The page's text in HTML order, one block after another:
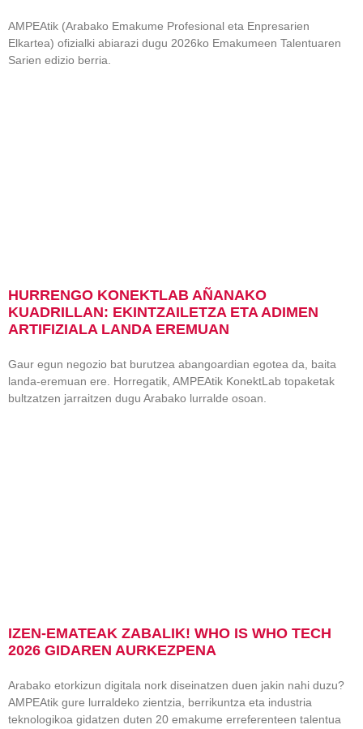
AMPEAtik (Arabako Emakume Profesional eta Enpresarien
Elkartea) ofizialki abiarazi dugu 2026ko Emakumeen Talentuaren
Sarien edizio berria.
HURRENGO KONEKTLAB AÑANAKO
KUADRILLAN: EKINTZAILETZA ETA ADIMEN
ARTIFIZIALA LANDA EREMUAN
Gaur egun negozio bat burutzea abangoardian egotea da, baita
landa-eremuan ere. Horregatik, AMPEAtik KonektLab topaketak
bultzatzen jarraitzen dugu Arabako lurralde osoan.
IZEN-EMATEAK ZABALIK! WHO IS WHO TECH
2026 GIDAREN AURKEZPENA
Arabako etorkizun digitala nork diseinatzen duen jakin nahi duzu?
AMPEAtik gure lurraldeko zientzia, berrikuntza eta industria
teknologikoa gidatzen duten 20 emakume erreferenteen talentua